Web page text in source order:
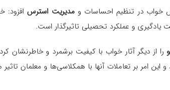
خواب در تنظیم احساسات ومدیریت استرس
و عملکرد تحصیلی تاثیرگذار است.
را از دیگر آثار خواب با کیفیت برشمرد و خاطرنشان
این امر بر تعاملات آنها با همکلاسی‌ها و معلمان